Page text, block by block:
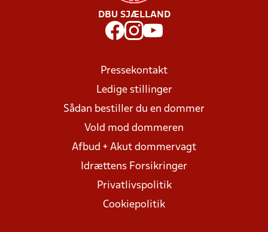
DBU SJÆLLAND
Pressekontakt
Ledige stillinger
Sådan bestiller du en dommer
Vold mod dommeren
Afbud + Akut dommervagt
Idrættens Forsikringer
Privatlivspolitik
Cookiepolitik